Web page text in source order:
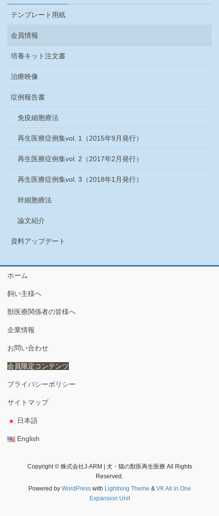
テンプレート用紙
会員情報
培養キット注文書
治療映像
症例報告書
免疫細胞療法
再生医療症例集vol. 1（2015年9月発行）
再生医療症例集vol. 2（2017年2月発行）
再生医療症例集vol. 3（2018年1月発行）
幹細胞療法
論文紹介
資料アップデート
ホーム
飼い主様へ
獣医療関係者の皆様へ
企業情報
お問い合わせ
会員限定コンテンツ
プライバシーポリシー
サイトマップ
日本語
English
Copyright © 株式会社J-ARM | 犬・猫の獣医再生医療 All Rights
Reserved.
Powered by WordPresswith Lightning Theme & VK All in One
Expansion Unit